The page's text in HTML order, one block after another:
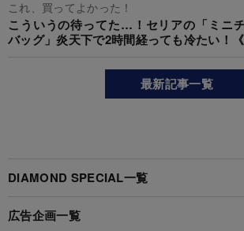
これ、買ってよかった！
こういうの待ってた…！セリアの「ミニ
バッグ」炎天下で2時間経っても冷たい！
最新記事一覧
DIAMOND SPECIAL一覧
広告企画一覧